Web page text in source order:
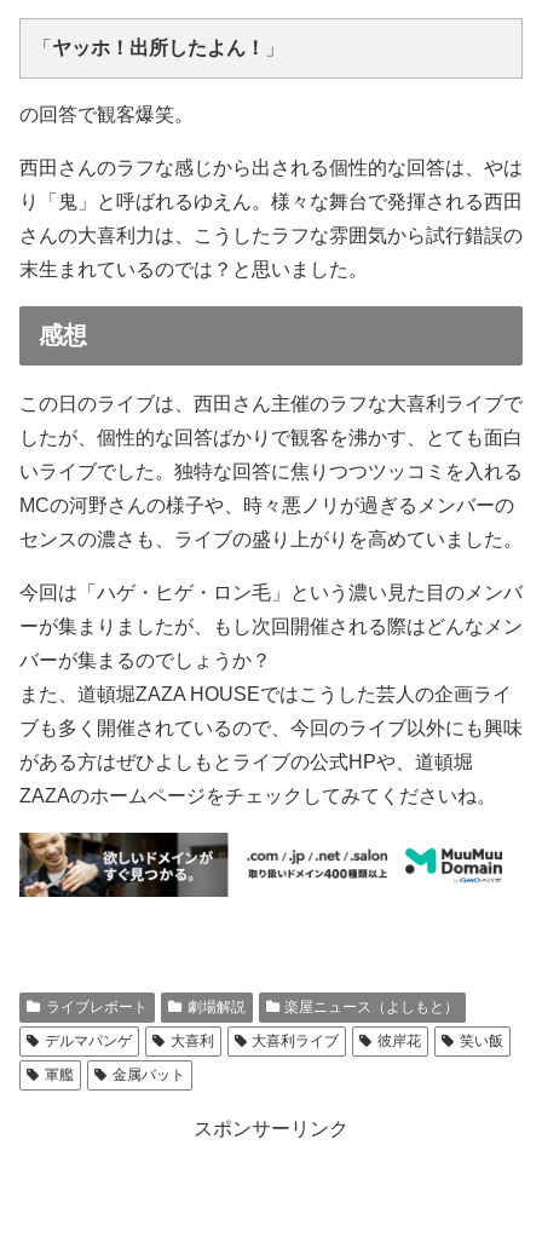
「ヤッホ！出所したよん！ 」
の回答で観客爆笑。
西田さんのラフな感じから出される個性的な回答は、やは
り「鬼」と呼ばれるゆえん。様々な舞台で発揮される西田
さんの大喜利力は、こうしたラフな雰囲気から試行錯誤の
末生まれているのでは？と思いました。
感想
この日のライブは、西田さん主催のラフな大喜利ライブで
したが、個性的な回答ばかりで観客を沸かす、とても面白
いライブでした。独特な回答に焦りつつツッコミを入れる
MCの河野さんの様子や、時々悪ノリが過ぎるメンバーの
センスの濃さも、ライブの盛り上がりを高めていました。
今回は「ハゲ・ヒゲ・ロン毛」という濃い見た目のメンバ
ーが集まりましたが、もし次回開催される際はどんなメン
バーが集まるのでしょうか？
また、道頓堀ZAZA HOUSEではこうした芸人の企画ライ
ブも多く開催されているので、今回のライブ以外にも興味
がある方はぜひよしもとライブの公式HPや、道頓堀
ZAZAのホームページをチェックしてみてくださいね。
ライブレポート 劇場解説
楽屋ニュース（よしもと）
デルマパンゲ
大喜利 大喜利ライブ 彼岸花
笑い飯
軍艦
金属バット
スポンサーリンク